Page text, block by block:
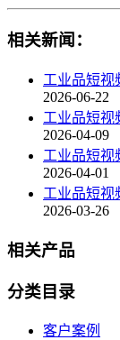
相关新闻：
工业品短视
2026-06-22
工业品短视
2026-04-09
工业品短视
2026-04-01
工业品短视
2026-03-26
相关产品
分类目录
客户案例